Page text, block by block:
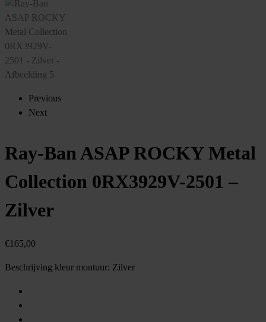
Previous
Next
Ray-Ban ASAP ROCKY Metal
Collection 0RX3929V-2501 –
Zilver
€165,00
Beschrijving kleur montuur: Zilver